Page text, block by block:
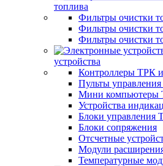
топлива
Фильтры очистки
Фильтры очистки
Фильтры очистки
устройства
Контроллеры ТРК
Пульты
Мини компьютеры
Устройства
Блоки управления
Блоки сопряжения
Отсчетные
Модули
Температурные